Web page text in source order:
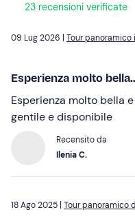
23 recensioni verificate
09 Lug 2026 | Tour panoramico
Esperienza molto
Esperienza molto bella
gentile e disponibile
Recensito da
Ilenia C.
18 Ago 2025 | Tour panoramico